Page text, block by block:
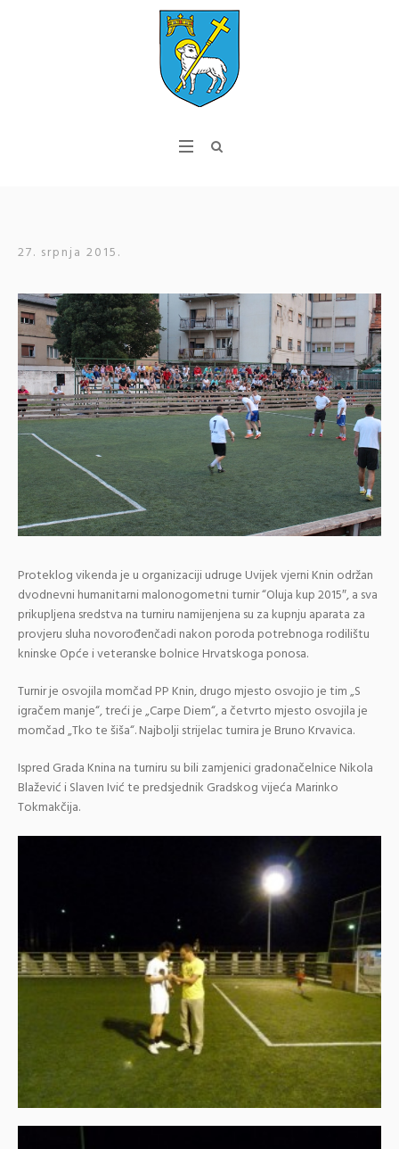
27. srpnja 2015.
Proteklog vikenda je u organizaciji udruge Uvijek vjerni Knin održan
dvodnevni humanitarni malonogometni turnir “Oluja kup 2015″, a sva
prikupljena sredstva na turniru namijenjena su za kupnju aparata za
provjeru sluha novorođenčadi nakon poroda potrebnoga rodilištu
kninske Opće i veteranske bolnice Hrvatskoga ponosa.
Turnir je osvojila momčad PP Knin, drugo mjesto osvojio je tim „S
igračem manje“, treći je „Carpe Diem“, a četvrto mjesto osvojila je
momčad „Tko te šiša“. Najbolji strijelac turnira je Bruno Krvavica.
Ispred Grada Knina na turniru su bili zamjenici gradonačelnice Nikola
Blažević i Slaven Ivić te predsjednik Gradskog vijeća Marinko
Tokmakčija.